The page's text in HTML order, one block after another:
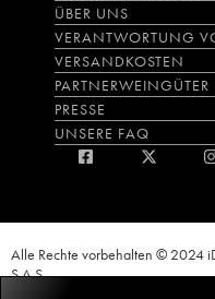
ÜBER UNS
VERANTWORTUNG
VERSANDKOSTEN
PARTNERWEINGÜTER
PRESSE
UNSERE FAQ
Alle Rechte vorbehalten © 2024
S.A.S.